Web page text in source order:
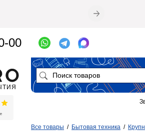
Все товары / Бытовая техника /
00